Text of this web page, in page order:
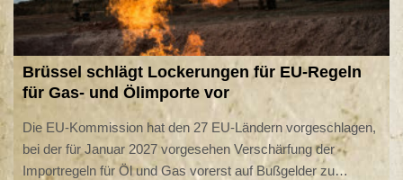
Brüssel schlägt Lockerungen für EU-Regeln
für Gas- und Ölimporte vor
Die EU-Kommission hat den 27 EU-Ländern vorgeschlagen,
bei der für Januar 2027 vorgesehen Verschärfung der
Importregeln für Öl und Gas vorerst auf Bußgelder zu